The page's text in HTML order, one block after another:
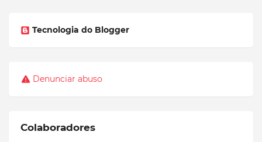
Tecnologia do Blogger
Denunciar abuso
Colaboradores